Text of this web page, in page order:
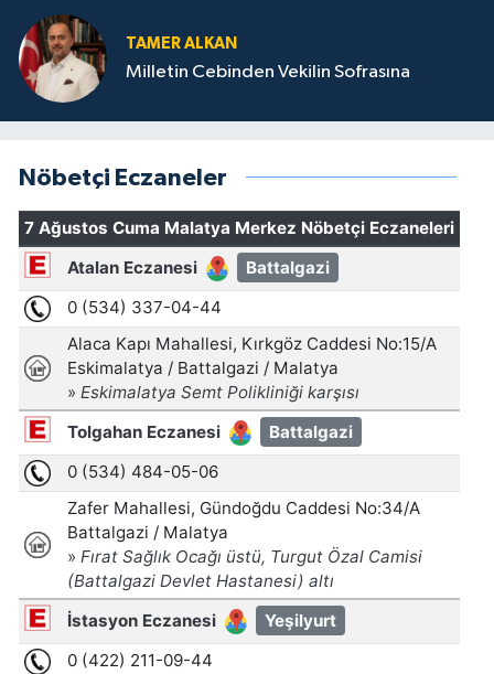
TAMER ALKAN
Milletin Cebinden Vekilin Sofrasına
Nöbetçi Eczaneler